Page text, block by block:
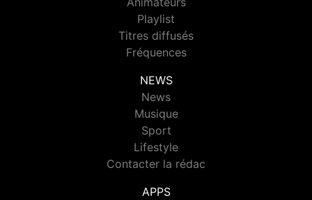
Playlist
Titres diffusés
Fréquences
NEWS
News
Musique
Sport
Lifestyle
Contacter la rédac
APPS